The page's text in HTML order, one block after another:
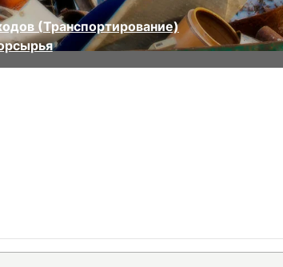
(Транспортирование)